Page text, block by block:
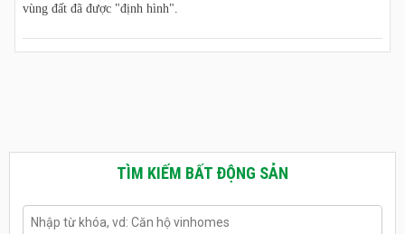
vùng đất đã được "định hình".
TÌM KIẾM BẤT ĐỘNG SẢN